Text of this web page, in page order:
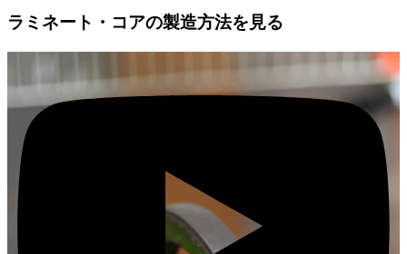
ラミネート・コアの製造方法を見る